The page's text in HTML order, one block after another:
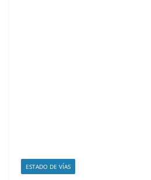
ESTADO DE VÍAS